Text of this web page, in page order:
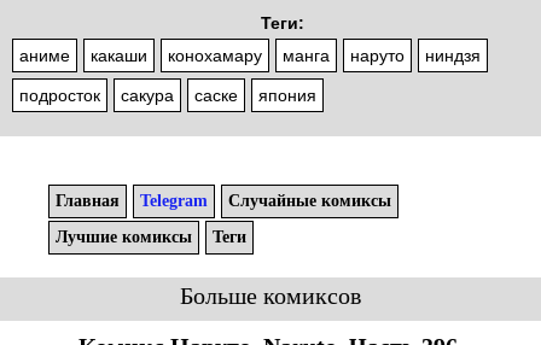
Теги:
аниме
какаши конохамару манга наруто ниндзя
подросток сакура саске япония
Главная Telegram
Случайные комиксы
Лучшие комиксы
Теги
Больше комиксов